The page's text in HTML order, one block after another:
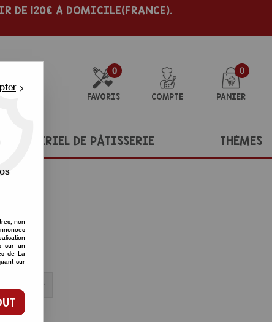
DE 120€ À DOMICILE(FRANCE).
0
FAVORIS COMPTE
0
PANIER
MATÉRIEL DE PÂTISSERIE THÈMES
non
sur un
de La
sur